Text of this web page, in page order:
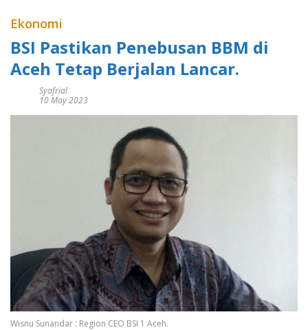
Ekonomi
BSI Pastikan Penebusan BBM di
Aceh Tetap Berjalan Lancar.
Syafrial
10 May 2023
Wisnu Sunandar : Region CEO BSI 1 Aceh.